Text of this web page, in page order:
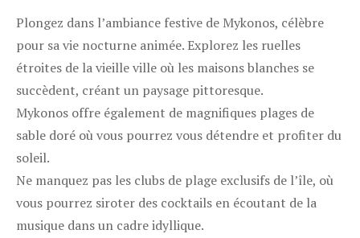
Plongez dans l’ambiance festive de Mykonos, célèbre
pour sa vie nocturne animée. Explorez les ruelles
étroites de la vieille ville où les maisons blanches se
succèdent, créant un paysage pittoresque.
Mykonos offre également de magnifiques plages de
sable doré où vous pourrez vous détendre et profiter du
soleil.
Ne manquez pas les clubs de plage exclusifs de l’île, où
vous pourrez siroter des cocktails en écoutant de la
musique dans un cadre idyllique.